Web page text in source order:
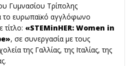
Γυμνασίου Τρίπολης
το ευρωπαϊκό αγγλόφωνο
«STEMinHER: Women in
, σε συνεργασία με τους
της Γαλλίας, της Ιταλίας, της